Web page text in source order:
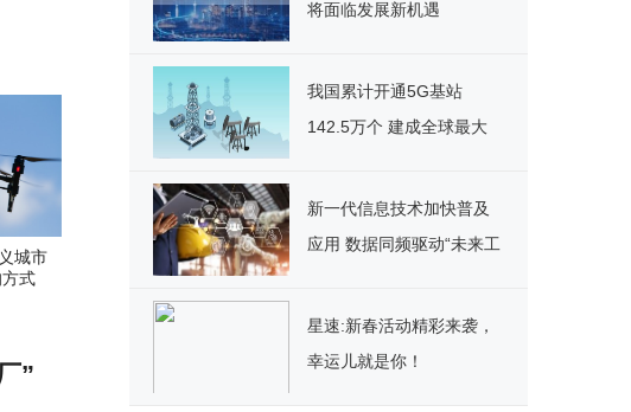
城市
式
”
将面临发展新机遇
我国累计开通5G基站
142.5万个 建成全球最大
新一代信息技术加快普及
应用 数据同频驱动“未来工
星速:新春活动精彩来袭，
幸运儿就是你！